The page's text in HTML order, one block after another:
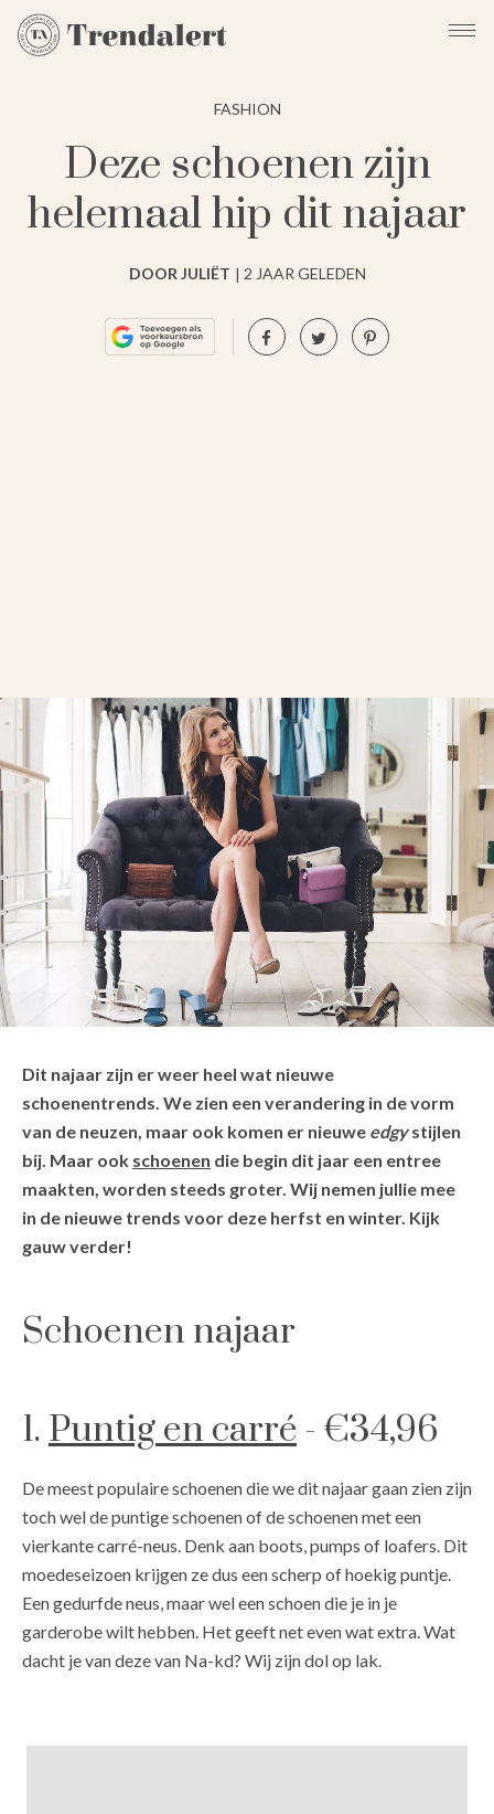
FASHION
Deze schoenen zijn
helemaal hip dit najaar
DOOR JULIËT 2 JAAR GELEDEN
Dit najaar zijn er weer heel wat nieuwe
schoenentrends. We zien een verandering in de vorm
van de neuzen, maar ook komen er nieuwe edgystijlen
bij. Maar ook schoenen die begin dit jaar een entree
maakten, worden steeds groter. Wij nemen jullie mee
in de nieuwe trends voor deze herfst en winter. Kijk
gauw verder!
Schoenen najaar
1. Puntig en carré - €34,96
De meest populaire schoenen die we dit najaar gaan zien zijn
toch wel de puntige schoenen of de schoenen met een
vierkante carré-neus. Denk aan boots, pumps of loafers. Dit
moedeseizoen krijgen ze dus een scherp of hoekig puntje.
Een gedurfde neus, maar wel een schoen die je in je
garderobe wilt hebben. Het geeft net even wat extra. Wat
dacht je van deze van Na-kd? Wij zijn dol op lak.